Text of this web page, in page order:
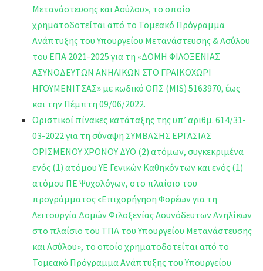
Μετανάστευσης και Ασύλου», το οποίο
χρηματοδοτείται από το Τομεακό Πρόγραμμα
Ανάπτυξης του Υπουργείου Μετανάστευσης & Ασύλου
του ΕΠΑ 2021-2025 για τη «ΔΟΜΗ ΦΙΛΟΞΕΝΙΑΣ
ΑΣΥΝΟΔΕΥΤΩΝ ΑΝΗΛΙΚΩΝ ΣΤΟ ΓΡΑΙΚΟΧΩΡΙ
ΗΓΟΥΜΕΝΙΤΣΑΣ» με κωδικό ΟΠΣ (MIS) 5163970, έως
και την Πέμπτη 09/06/2022.
Οριστικοί πίνακες κατάταξης της υπ’ αριθμ. 614/31-
03-2022 για τη σύναψη ΣΥΜΒΑΣΗΣ ΕΡΓΑΣΙΑΣ
ΟΡΙΣΜΕΝΟΥ ΧΡΟΝΟΥ ΔΥΟ (2) ατόμων, συγκεκριμένα
ενός (1) ατόμου ΥΕ Γενικών Καθηκόντων και ενός (1)
ατόμου ΠΕ Ψυχολόγων, στο πλαίσιο του
προγράμματος «Επιχορήγηση Φορέων για τη
Λειτουργία Δομών Φιλοξενίας Ασυνόδευτων Ανηλίκων
στο πλαίσιο του ΤΠΑ του Υπουργείου Μετανάστευσης
και Ασύλου», το οποίο χρηματοδοτείται από το
Τομεακό Πρόγραμμα Ανάπτυξης του Υπουργείου